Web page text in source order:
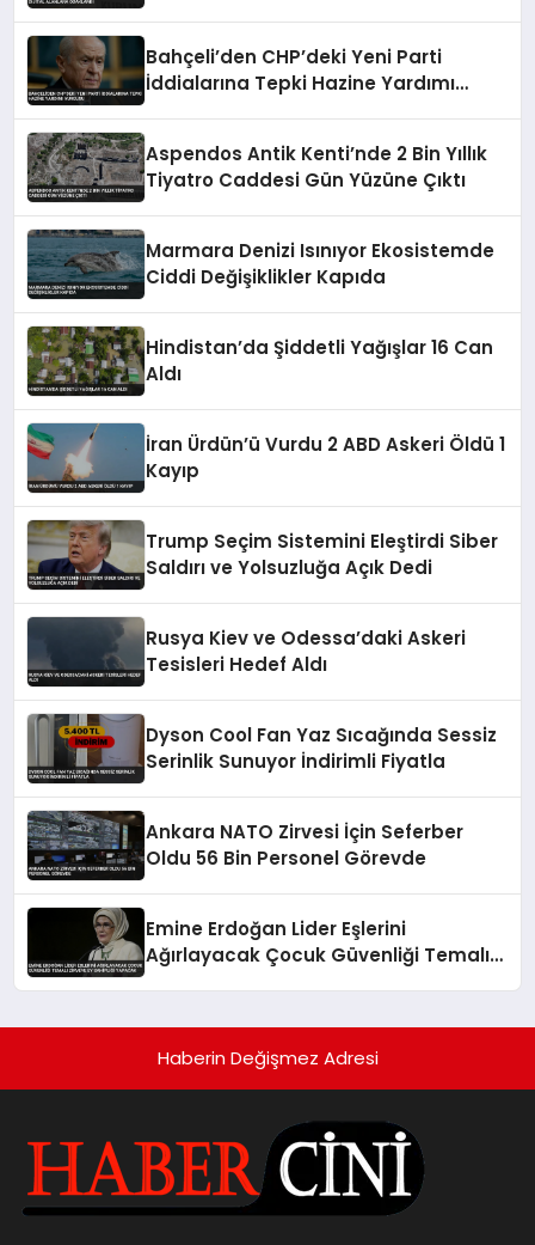
Bahçeli’den CHP’deki Yeni Parti
İddialarına Tepki Hazine Yardımı
Aspendos Antik Kenti’nde 2 Bin Yıllık
Tiyatro Caddesi Gün Yüzüne Çıktı
Marmara Denizi Isınıyor Ekosistemde
Ciddi Değişiklikler Kapıda
Hindistan’da Şiddetli Yağışlar 16 Can
Aldı
İran Ürdün’ü Vurdu 2 ABD Askeri Öldü 1
Kayıp
Trump Seçim Sistemini Eleştirdi Siber
Saldırı ve Yolsuzluğa Açık Dedi
Rusya Kiev ve Odessa’daki Askeri
Tesisleri Hedef Aldı
Dyson Cool Fan Yaz Sıcağında Sessiz
Serinlik Sunuyor İndirimli Fiyatla
Ankara NATO Zirvesi İçin Seferber
Oldu 56 Bin Personel Görevde
Emine Erdoğan Lider Eşlerini
Ağırlayacak Çocuk Güvenliği Temalı
Haberin Değişmez Adresi